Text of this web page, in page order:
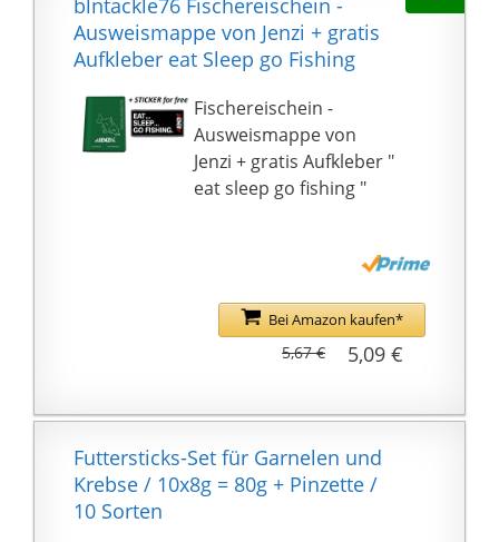
wiederverschließbare
Folienbeutel schützt
das Futter gegen
schädliche Einflüsse wie
Sonnenlicht, Luft und
Feuchtigkeit. So werden
die wichtigen
Inhaltsstoffe geschont
blntackle76 Fischereischein -
Ausweismappe von Jenzi + gratis
Aufkleber eat Sleep go Fishing
Fischereischein -
Ausweismappe von
Jenzi + gratis Aufkleber "
eat sleep go fishing "
Bei Amazon kaufen*
5,09 €
5,67 €
Futtersticks-Set für Garnelen und
Krebse / 10x8g = 80g + Pinzette /
10 Sorten